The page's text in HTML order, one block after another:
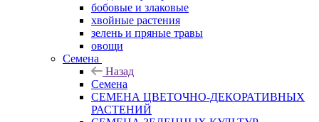
бобовые и злаковые
хвойные растения
зелень и пряные травы
овощи
Семена
Назад
Семена
СЕМЕНА ЦВЕТОЧНО-ДЕКОРАТИВНЫХ
РАСТЕНИЙ